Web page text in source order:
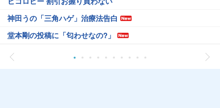
神田うの「三角ハゲ」治療法告白
堂本剛の投稿に「匂わせなの?」